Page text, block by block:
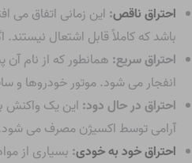
احتراق ناقص: این زمانی اتفاق
باشد که کاملاً قابل اشتعال
احتراق سریع: همانطور که از نام
انفجار می شود. موتور خودروها و
احتراق در حال دود: این یک واکنش
آرامی توسط اکسیژن مصرف می
احتراق خود به خودی: بسیاری از